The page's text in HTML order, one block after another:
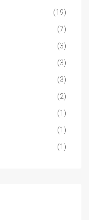
(19)
(7)
(3)
(3)
(3)
(2)
(1)
(1)
(1)